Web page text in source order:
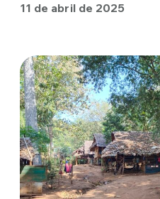
11 de abril de 2025